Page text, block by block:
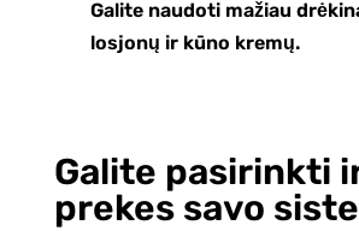
Galite naudoti mažiau
losjonų ir kūno kremų.
Galite pasirinkti
prekes savo